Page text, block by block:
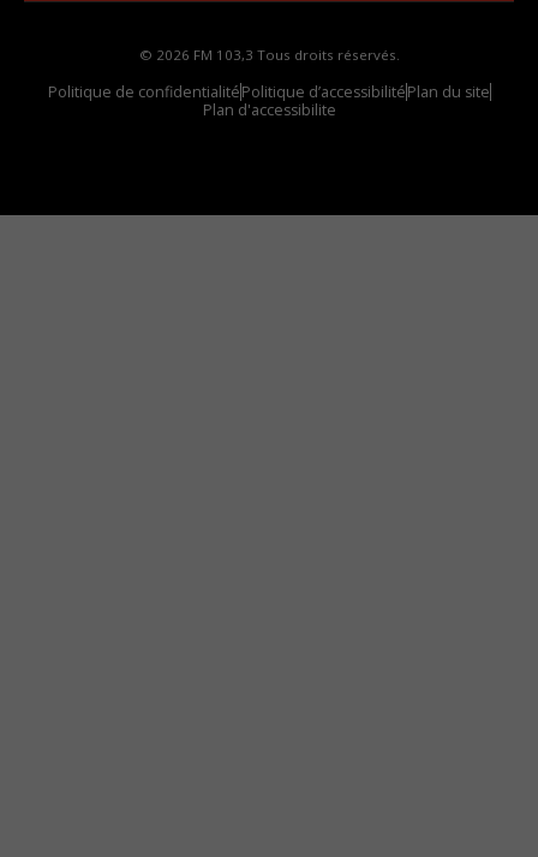
© 2026 FM 103,3 Tous droits réservés.
Politique de confidentialitéPolitique d’accessibilitéPlan du site
Plan d'accessibilite